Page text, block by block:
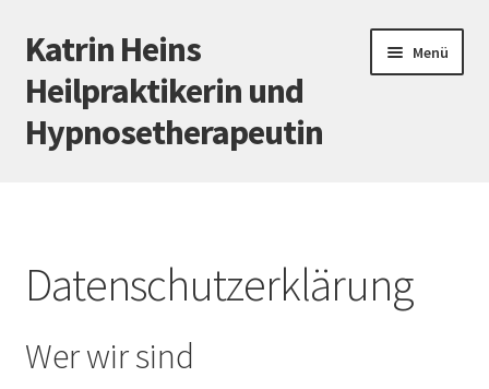
Zur
Navigation
springen
Zum
Inhalt
springen
Katrin Heins
Heilpraktikerin und
Hypnosetherapeutin
Menü
Hypnose
Praxis
Datenschutzerklärung
Wer wir sind